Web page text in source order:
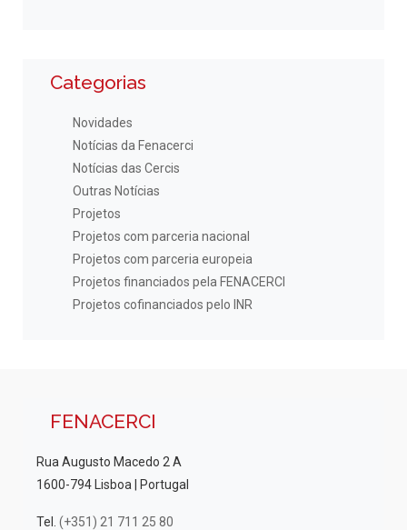
Categorias
Novidades
Notícias da Fenacerci
Notícias das Cercis
Outras Notícias
Projetos
Projetos com parceria nacional
Projetos com parceria europeia
Projetos financiados pela FENACERCI
Projetos cofinanciados pelo INR
FENACERCI
Rua Augusto Macedo 2 A
1600-794 Lisboa | Portugal
Tel. (+351) 21 711 25 80